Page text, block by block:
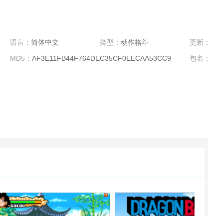
语言： 简体中文 类型： 动作格斗 更新：
MD5： AF3E11FB44F764DEC35CF0EECAA53CC9 包名：